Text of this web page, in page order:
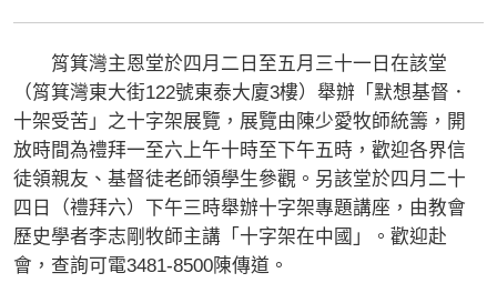
筲箕灣主恩堂於四月二日至五月三十一日在該堂
（筲箕灣東大街122號東泰大廈3樓）舉辦「默想基督．
十架受苦」之十字架展覽，展覽由陳少愛牧師統籌，開
放時間為禮拜一至六上午十時至下午五時，歡迎各界信
徒領親友、基督徒老師領學生參觀。另該堂於四月二十
四日（禮拜六）下午三時舉辦十字架專題講座，由教會
歷史學者李志剛牧師主講「十字架在中國」。歡迎赴
會，查詢可電3481-8500陳傳道。